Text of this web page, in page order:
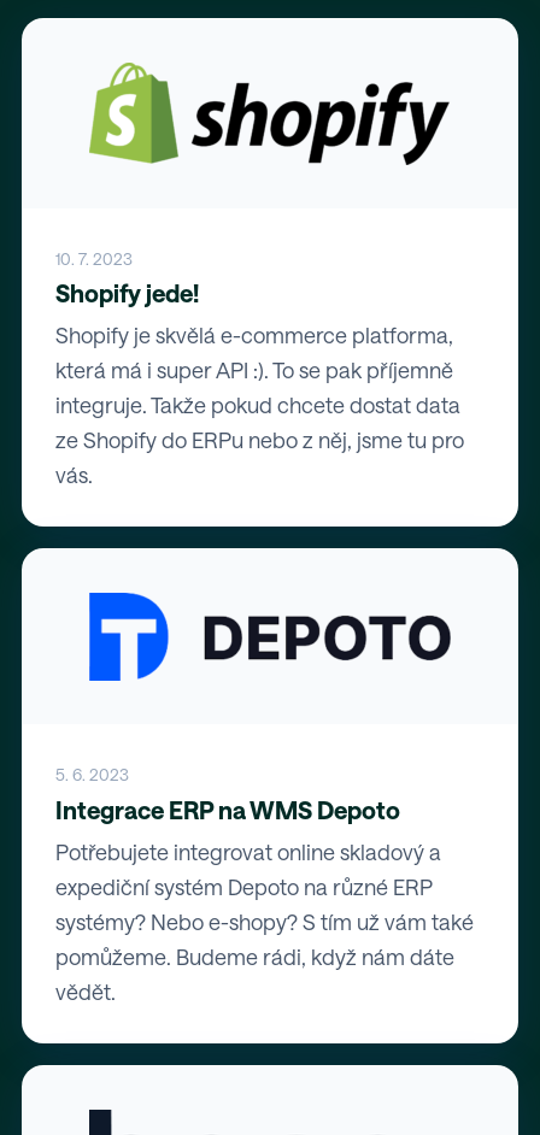
10. 7. 2023
Shopify jede!
Shopify je skvělá e-commerce platforma,
která má i super API :). To se pak příjemně
integruje. Takže pokud chcete dostat data
ze Shopify do ERPu nebo z něj, jsme tu pro
vás.
5. 6. 2023
Integrace ERP na WMS Depoto
Potřebujete integrovat online skladový a
expediční systém Depoto na různé ERP
systémy? Nebo e-shopy? S tím už vám také
pomůžeme. Budeme rádi, když nám dáte
vědět.